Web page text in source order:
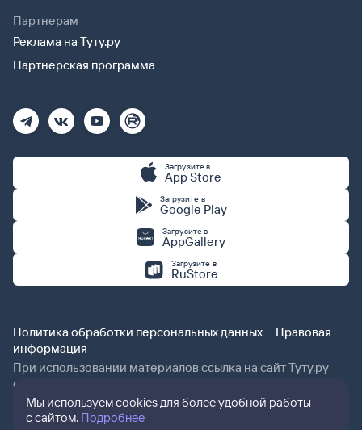
Партнерам
Реклама на Туту.ру
Партнерская программа
Загрузите в
App Store
Загрузите в
Google Play
Загрузите в
AppGallery
Загрузите в
RuStore
Политика обработки персональных данных
Правовая
информация
При использовании материалов ссылка на сайт Туту.ру
обязательна.
Мы используем cookies для более удобной работы
с сайтом. Подробнее